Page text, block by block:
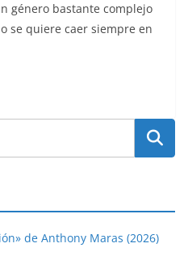
género bastante complejo
se quiere caer siempre en
de Anthony Maras (2026)